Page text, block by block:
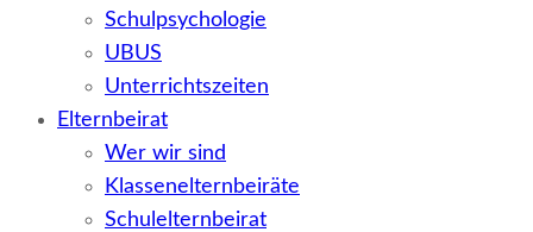
Schulpsychologie
UBUS
Unterrichtszeiten
Elternbeirat
Wer wir sind
Klassenelternbeiräte
Schulelternbeirat